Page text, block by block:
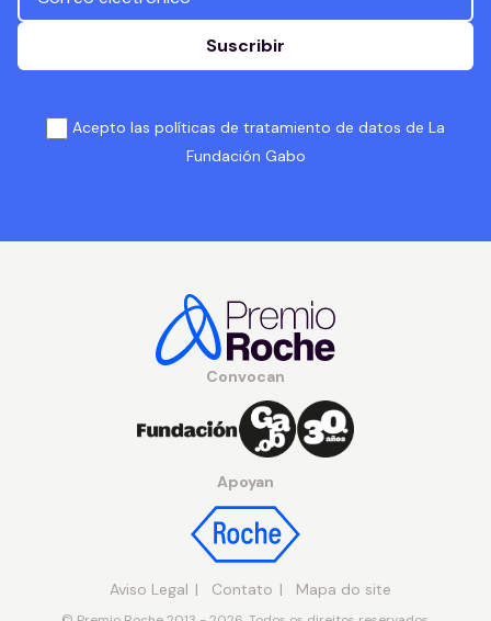
Suscribir
Acepto las políticas de tratamiento de datos de La
Fundación Gabo
Convocan
Apoyan
Aviso Legal Contato Mapa do site